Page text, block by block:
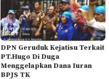
DPN Geruduk Kejatisu Terkait
PT.Hugo Di Duga
Menggelapkan Dana Iuran
BPJS TK